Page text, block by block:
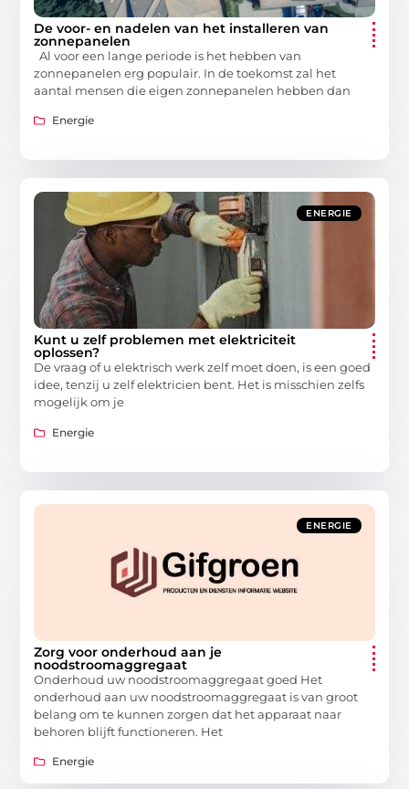
De voor- en nadelen van het installeren van
zonnepanelen
Al voor een lange periode is het hebben van
zonnepanelen erg populair. In de toekomst zal het
aantal mensen die eigen zonnepanelen hebben dan
Energie
ENERGIE
Kunt u zelf problemen met elektriciteit
oplossen?
De vraag of u elektrisch werk zelf moet doen, is een goed
idee, tenzij u zelf elektricien bent. Het is misschien zelfs
mogelijk om je
Energie
ENERGIE
Zorg voor onderhoud aan je
noodstroomaggregaat
Onderhoud uw noodstroomaggregaat goed Het
onderhoud aan uw noodstroomaggregaat is van groot
belang om te kunnen zorgen dat het apparaat naar
behoren blijft functioneren. Het
Energie